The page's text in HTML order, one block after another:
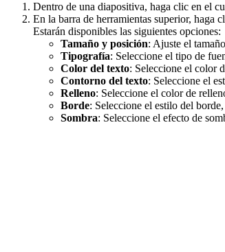
Dentro de una diapositiva, haga clic en el
En la barra de herramientas superior, haga
Estarán disponibles las siguientes opciones:
Tamaño y posición: Ajuste el
Tipografía: Seleccione el tipo de
Color del texto: Seleccione el color
Contorno del texto: Seleccione el
Relleno: Seleccione el color de
Borde: Seleccione el estilo del
Sombra: Seleccione el efecto de